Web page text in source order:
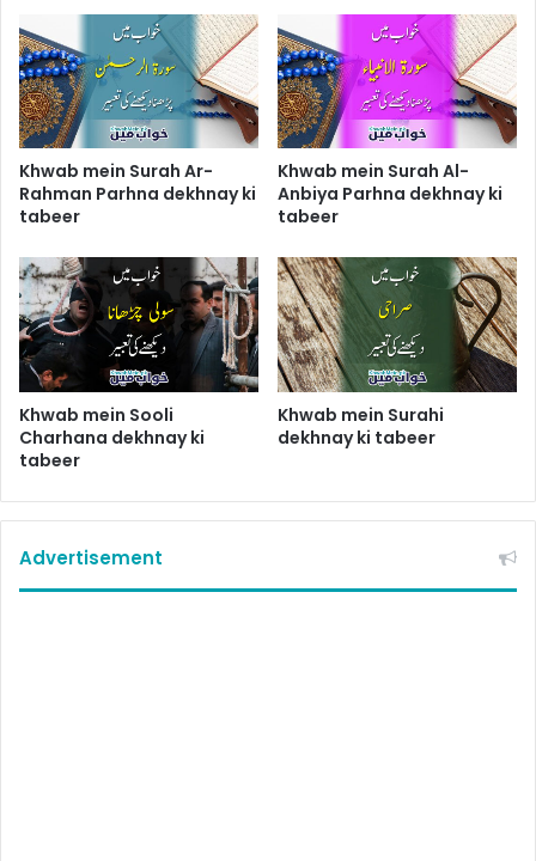
Khwab mein Surah Ar-
Rahman Parhna dekhnay ki
tabeer
Khwab mein Surah Al-
Anbiya Parhna dekhnay ki
tabeer
Khwab mein Sooli
Charhana dekhnay ki
tabeer
Khwab mein Surahi
dekhnay ki tabeer
Advertisement